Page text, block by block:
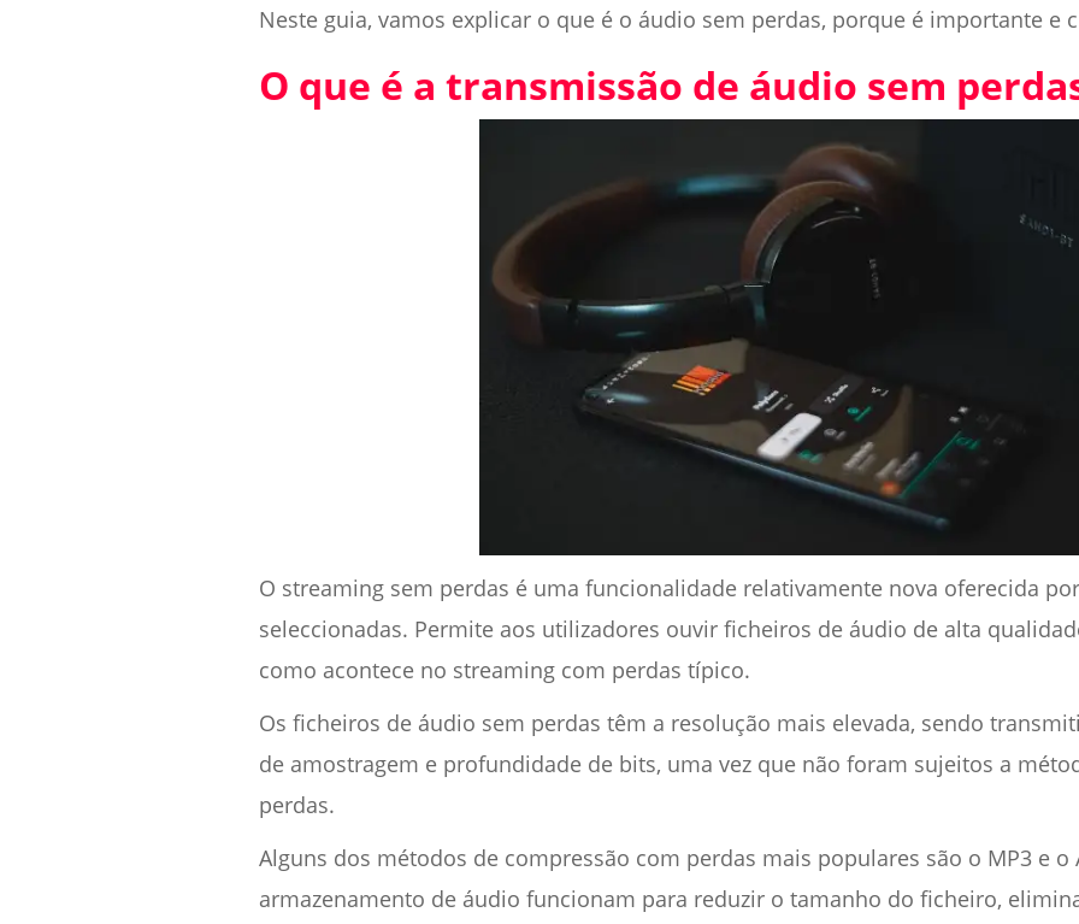
Neste guia, vamos explicar o que é o áudio sem perdas, porque é importante e
O que é a transmissão de áudio sem
O streaming sem perdas é uma funcionalidade relativamente nova oferecida
seleccionadas. Permite aos utilizadores ouvir ficheiros de áudio de alta
como acontece no streaming com perdas típico.
Os ficheiros de áudio sem perdas têm a resolução mais elevada, sendo
de amostragem e profundidade de bits, uma vez que não foram sujeitos a
perdas.
Alguns dos métodos de compressão com perdas mais populares são o MP3 e o
armazenamento de áudio funcionam para reduzir o tamanho do ficheiro,